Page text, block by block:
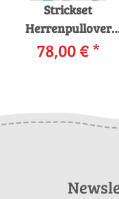
Strickset
Herrenpullover
Lang Yarns Norma
IGO mit Anleitung in
78,00 €*